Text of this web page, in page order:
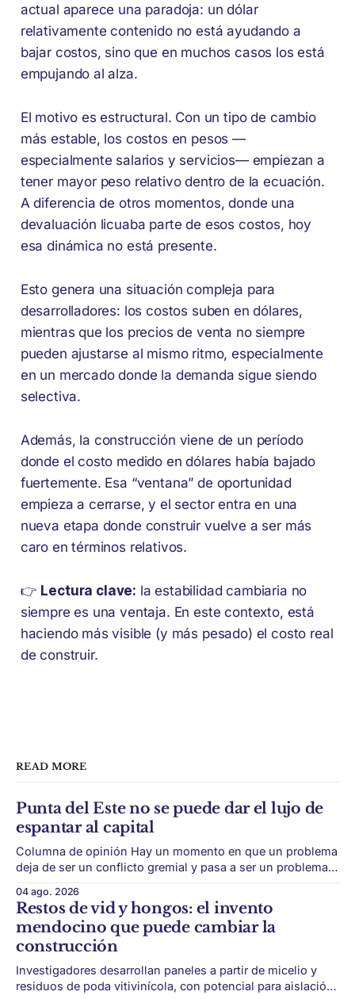
actual aparece una paradoja: un dólar
relativamente contenido no está ayudando a
bajar costos, sino que en muchos casos los está
empujando al alza.
El motivo es estructural. Con un tipo de cambio
más estable, los costos en pesos —
especialmente salarios y servicios— empiezan a
tener mayor peso relativo dentro de la ecuación.
A diferencia de otros momentos, donde una
devaluación licuaba parte de esos costos, hoy
esa dinámica no está presente.
Esto genera una situación compleja para
desarrolladores: los costos suben en dólares,
mientras que los precios de venta no siempre
pueden ajustarse al mismo ritmo, especialmente
en un mercado donde la demanda sigue siendo
selectiva.
Además, la construcción viene de un período
donde el costo medido en dólares había bajado
fuertemente. Esa “ventana” de oportunidad
empieza a cerrarse, y el sector entra en una
nueva etapa donde construir vuelve a ser más
caro en términos relativos.
👉 Lectura clave: la estabilidad cambiaria no
siempre es una ventaja. En este contexto, está
haciendo más visible (y más pesado) el costo real
de construir.
READ MORE
Punta del Este no se puede dar el lujo de
espantar al capital
Columna de opinión Hay un momento en que un problema
deja de ser un conflicto gremial y pasa a ser un problema
sin rodeos: lo que está en juego en Punta del Este no es
una obra, ni una temporada,
04 ago. 2026
Restos de vid y hongos: el invento
mendocino que puede cambiar la
construcción
Investigadores desarrollan paneles a partir de micelio y
residuos de poda vitivinícola, con potencial para aislación